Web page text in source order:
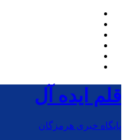
قلم ایده آل
پایگاه خبری هرمزگان